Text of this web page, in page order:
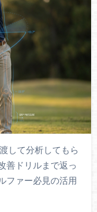
して分析してもら
善ドリルまで返っ
ファー必見の活用